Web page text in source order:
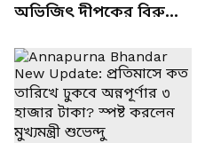
অভিজিৎ দীপকের বিরুদ্ধে